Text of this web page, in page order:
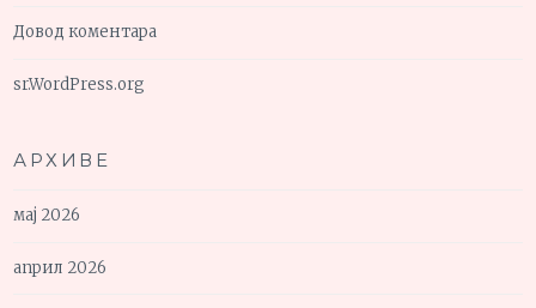
Довод коментара
sr.WordPress.org
АРХИВЕ
мај 2026
април 2026